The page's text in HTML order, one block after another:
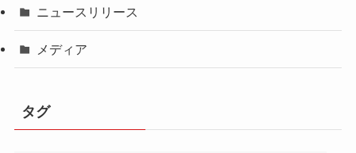
ニュースリリース
メディア
タグ